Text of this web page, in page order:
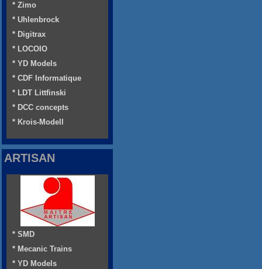
* Zimo
* Uhlenbrock
* Digitrax
* LOCOIO
* YD Models
* CDF Informatique
* LDT Littfinski
* DCC concepts
* Krois-Modell
ARTISAN
* SMD
* Mecanic Trains
* YD Models